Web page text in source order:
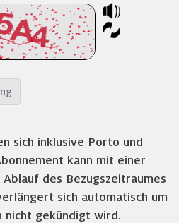
sich inklusive Porto und
kann mit einer
des Bezugszeitraumes
sich automatisch um
nicht gekündigt wird.